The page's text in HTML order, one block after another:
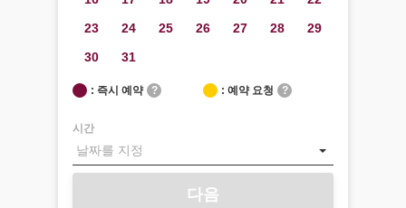
23
24 25 26 27 28
29
30
31
: 즉시 예약 ? : 예약 요청 ?
시간
다음